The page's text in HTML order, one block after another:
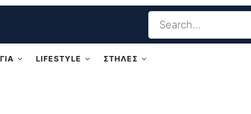
LIFESTYLE ΣΤΗΛΕΣ